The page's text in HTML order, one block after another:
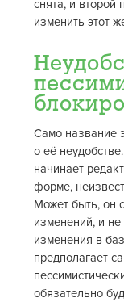
снята, и второй
изменить этот
Само название
о её
начинает
форме,
Может быть, он
изменений, и не
изменения в
предполагает
обязательно